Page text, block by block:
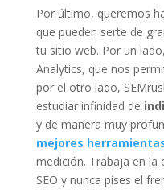
Por último, queremos
que pueden serte de
tu sitio web. Por un
Analytics, que nos
por el otro lado,
estudiar infinidad de
y de manera muy
mejores herramientas
medición. Trabaja en la
SEO y nunca pises el